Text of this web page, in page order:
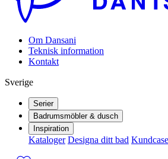
Om Dansani
Teknisk information
Kontakt
Sverige
Serier
Badrumsmöbler & dusch
Inspiration
Kataloger Designa ditt bad Kundcase